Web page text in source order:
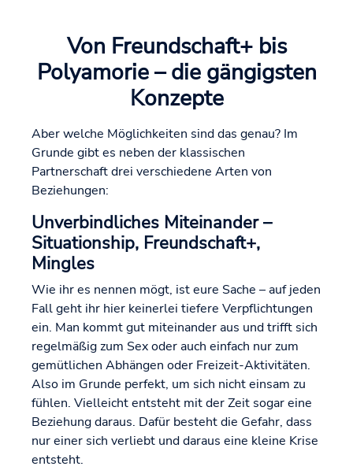
Von Freundschaft+ bis
Polyamorie – die gängigsten
Konzepte
Aber welche Möglichkeiten sind das genau? Im
Grunde gibt es neben der klassischen
Partnerschaft drei verschiedene Arten von
Beziehungen:
Unverbindliches Miteinander –
Situationship, Freundschaft+,
Mingles
Wie ihr es nennen mögt, ist eure Sache – auf jeden
Fall geht ihr hier keinerlei tiefere Verpflichtungen
ein. Man kommt gut miteinander aus und trifft sich
regelmäßig zum Sex oder auch einfach nur zum
gemütlichen Abhängen oder Freizeit-Aktivitäten.
Also im Grunde perfekt, um sich nicht einsam zu
fühlen. Vielleicht entsteht mit der Zeit sogar eine
Beziehung daraus. Dafür besteht die Gefahr, dass
nur einer sich verliebt und daraus eine kleine Krise
entsteht.